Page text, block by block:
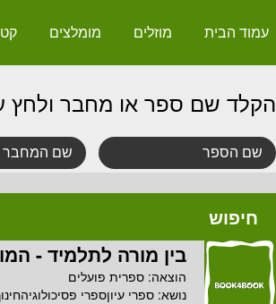
עמוד הבית מוזלים מומלצים
הקלד שם ספר או מחבר ולחץ
חיפוש
בין מורה לתלמיד -
הוצאה: ספרית פועלים
נושא: ספרי עיוןספרי